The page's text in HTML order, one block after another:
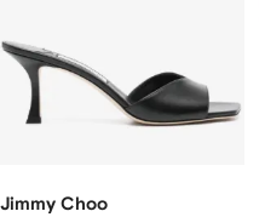
Jimmy Choo